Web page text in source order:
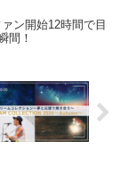
ン開始12時間で目
間！